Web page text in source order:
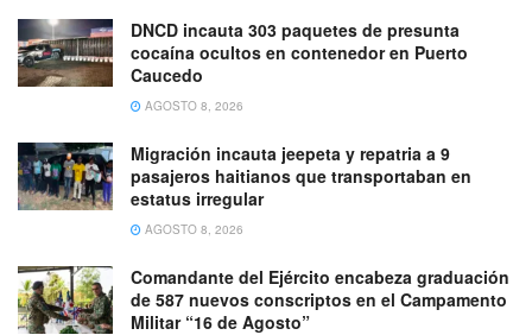
DNCD incauta 303 paquetes de presunta
cocaína ocultos en contenedor en Puerto
Caucedo
AGOSTO 8, 2026
Migración incauta jeepeta y repatria a 9
pasajeros haitianos que transportaban en
estatus irregular
AGOSTO 8, 2026
Comandante del Ejército encabeza graduación
de 587 nuevos conscriptos en el Campamento
Militar “16 de Agosto”